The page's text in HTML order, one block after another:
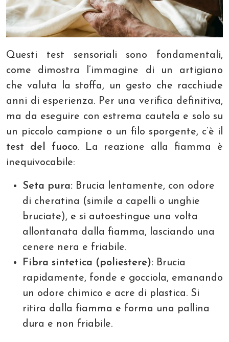
Questi test sensoriali sono fondamentali,
come dimostra l’immagine di un artigiano
che valuta la stoffa, un gesto che racchiude
anni di esperienza. Per una verifica definitiva,
ma da eseguire con estrema cautela e solo su
un piccolo campione o un filo sporgente, c’è il
test del fuoco. La reazione alla fiamma è
inequivocabile:
Seta pura: Brucia lentamente, con odore
di cheratina (simile a capelli o unghie
bruciate), e si autoestingue una volta
allontanata dalla fiamma, lasciando una
cenere nera e friabile.
Fibra sintetica (poliestere): Brucia
rapidamente, fonde e gocciola, emanando
un odore chimico e acre di plastica. Si
ritira dalla fiamma e forma una pallina
dura e non friabile.